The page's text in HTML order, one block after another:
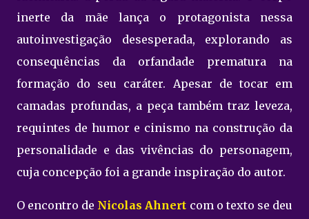
inerte da mãe lança o protagonista nessa
autoinvestigação desesperada, explorando as
consequências da orfandade prematura na
formação do seu caráter. Apesar de tocar em
camadas profundas, a peça também traz leveza,
requintes de humor e cinismo na construção da
personalidade e das vivências do personagem,
cuja concepção foi a grande inspiração do autor.
O encontro de Nicolas Ahnert com o texto se deu